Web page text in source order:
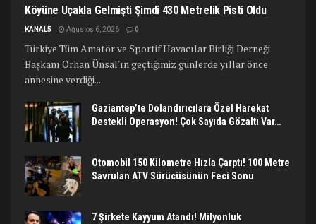
Köyüne Uçakla Gelmişti Şimdi 430 Metrelik Pisti Oldu
KANAL5 Ağustos 6, 2026 0
Türkiye Tüm Amatör ve Sportif Havacılar Birliği Derneği
Başkanı Orhan Ünsal'ın geçtiğimiz günlerde yıllar önce
annesine verdiği...
Gaziantep’te Dolandırıcılara Özel Harekat
Destekli Operasyon! Çok Sayıda Gözaltı Var…
Otomobil 150 Kilometre Hızla Çarptı! 100 Metre
Savrulan ATV Sürücüsünün Feci Sonu
7 Şirkete Kayyum Atandı! Milyonluk